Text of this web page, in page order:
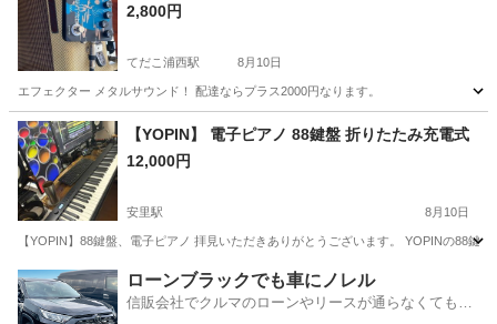
2,800円
てだこ浦西駅 8月10日
エフェクター メタルサウンド！ 配達ならプラス2000円なります。
沖縄 名護市 てだこ浦西駅 エフェクター、PA機器
エフェクター
【YOPIN】 電子ピアノ 88鍵盤 折りたたみ充電式
12,000円
安里駅 8月10日
【YOPIN】88鍵盤、電子ピアノ 拝見いただきありがとうございます。 YOPINの88
沖縄 那覇市 安里駅 鍵盤楽器、ピアノ
ローンブラックでも車にノレル
信販会社でクルマのローンやリースが通らなくてもク